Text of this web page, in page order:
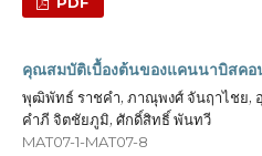
คุณสมบัติเบื้องต้นของแคนนาบิสคอ
พุฒิพัทธ์ ราชคำ, ภาณุพงศ์ จันฤาไชย,
คำภี จิตชัยภูมิ, ศักดิ์สิทธิ์ พันทวี
MAT07-1-MAT07-8